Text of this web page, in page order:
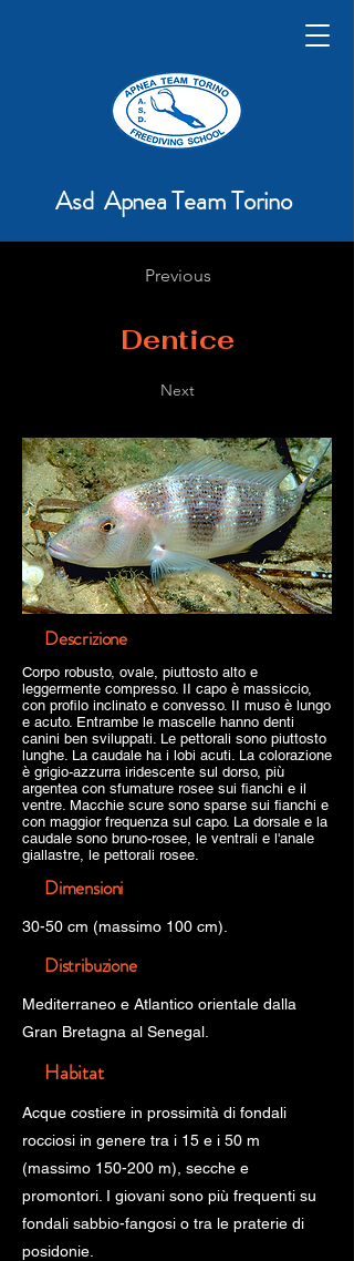
Asd Apnea Team Torino
Previous
Dentice
Next
Descrizione
Corpo robusto, ovale, piuttosto alto e
leggermente compresso. II capo è massiccio,
con profilo inclinato e convesso. II muso è lungo
e acuto. Entrambe le mascelle hanno denti
canini ben sviluppati. Le pettorali sono piuttosto
lunghe. La caudale ha i lobi acuti. La colorazione
è grigio-azzurra iridescente sul dorso, più
argentea con sfumature rosee sui fianchi e il
ventre. Macchie scure sono sparse sui fianchi e
con maggior frequenza sul capo. La dorsale e la
caudale sono bruno-rosee, le ventrali e l'anale
giallastre, le pettorali rosee.
Dimensioni
30-50 cm (massimo 100 cm).
Distribuzione
Mediterraneo e Atlantico orientale dalla
Gran Bretagna al Senegal.
Habitat
Acque costiere in prossimità di fondali
rocciosi in genere tra i 15 e i 50 m
(massimo 150-200 m), secche e
promontori. I giovani sono più frequenti su
fondali sabbio-fangosi o tra le praterie di
posidonie.